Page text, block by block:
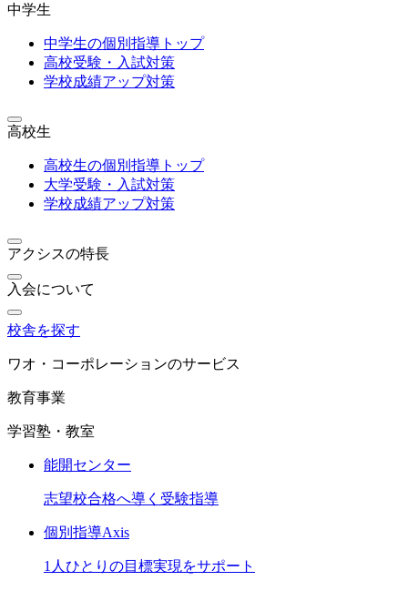
中学生
中学生の個別指導トップ
高校受験・入試対策
学校成績アップ対策
高校生
高校生の個別指導トップ
大学受験・入試対策
学校成績アップ対策
アクシスの特長
入会について
校舎を探す
ワオ・コーポレーションのサービス
教育事業
学習塾・教室
能開センター
志望校合格へ導く受験指導
個別指導Axis
1人ひとりの目標実現をサポート